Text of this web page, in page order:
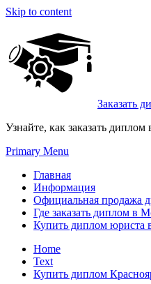
Skip to content
Заказать
Узнайте, как заказать
Primary Menu
Главная
Информация
Официальная продажа
Где заказать диплом в
Купить диплом юриста
Home
Text
Купить диплом